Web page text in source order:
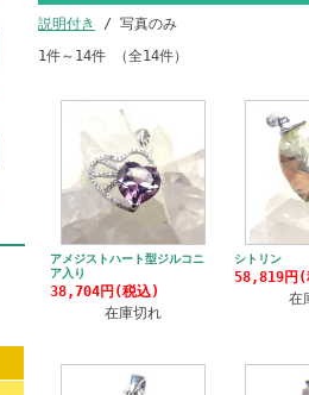
説明付き
/ 写真のみ
1件～14件 （全14件）
アメジストハート型ジルコニ
ア入り
38,704円(税込)
在庫切れ
シトリン
58,819円(
在